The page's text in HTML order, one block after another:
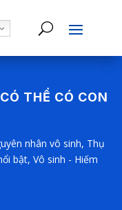
THỂ CÓ CON
nhân vô sinh, Thụ
bật, Vô sinh - Hiếm